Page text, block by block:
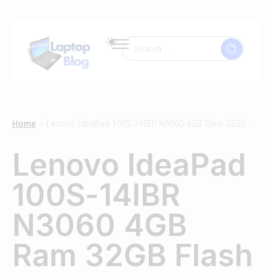
Home Lenovo IdeaPad 100S-14IBR N3060 4GB Ram 32GB Flash
Lenovo IdeaPad
100S-14IBR
N3060 4GB
Ram 32GB Flash